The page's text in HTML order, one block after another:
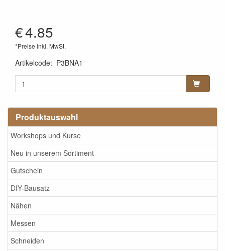
Produktauswahl
Workshops und Kurse
Neu in unserem Sortiment
Gutschein
DIY-Bausatz
Nähen
Messen
Schneiden
€4.85
*Preise inkl. MwSt.
Artikelcode: P3BNA1